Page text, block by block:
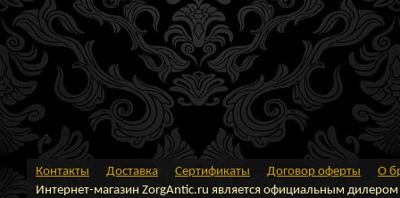
Контакты Доставка Сертификаты Договор оферты
О
Интернет-магазин ZorgAntic.ru является официальным